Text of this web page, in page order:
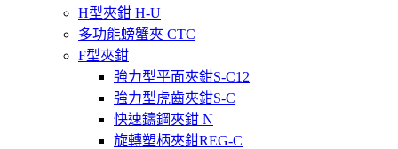
H型夾鉗 H-U
多功能螃蟹夾 CTC
F型夾鉗
強力型平面夾鉗S-C12
強力型虎齒夾鉗S-C
快速鑄鋼夾鉗 N
旋轉塑柄夾鉗REG-C